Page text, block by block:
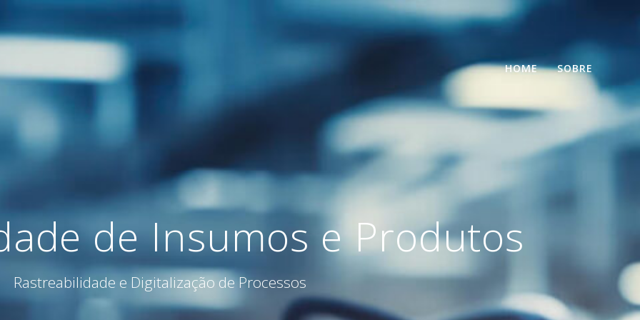
HOME SOBRE
de Insumos e Produtos
Rastreabilidade e Digitalização de Processos